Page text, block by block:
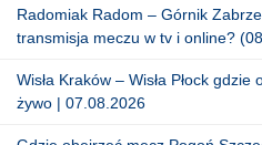
Radomiak Radom – Górnik
transmisja meczu w tv i online?
Wisła Kraków – Wisła Płock
żywo | 07.08.2026